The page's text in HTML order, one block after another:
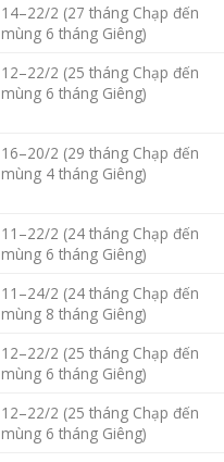
14–22/2 (27 tháng Chạp đến
mùng 6 tháng Giêng)
12–22/2 (25 tháng Chạp đến
mùng 6 tháng Giêng)
16–20/2 (29 tháng Chạp đến
mùng 4 tháng Giêng)
11–22/2 (24 tháng Chạp đến
mùng 6 tháng Giêng)
11–24/2 (24 tháng Chạp đến
mùng 8 tháng Giêng)
12–22/2 (25 tháng Chạp đến
mùng 6 tháng Giêng)
12–22/2 (25 tháng Chạp đến
mùng 6 tháng Giêng)